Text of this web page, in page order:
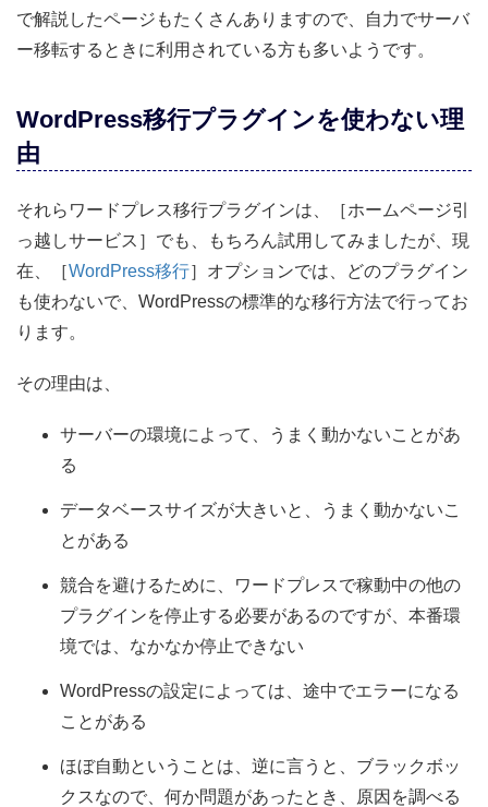
で解説したページもたくさんありますので、自力でサーバ
ー移転するときに利用されている方も多いようです。
WordPress移行プラグインを使わない理
由
それらワードプレス移行プラグインは、［ホームページ引
っ越しサービス］でも、もちろん試用してみましたが、現
在、［WordPress移行］オプションでは、どのプラグイン
も使わないで、WordPressの標準的な移行方法で行ってお
ります。
その理由は、
サーバーの環境によって、うまく動かないことがあ
る
データベースサイズが大きいと、うまく動かないこ
とがある
競合を避けるために、ワードプレスで稼動中の他の
プラグインを停止する必要があるのですが、本番環
境では、なかなか停止できない
WordPressの設定によっては、途中でエラーになる
ことがある
ほぼ自動ということは、逆に言うと、ブラックボッ
クスなので、何か問題があったとき、原因を調べる